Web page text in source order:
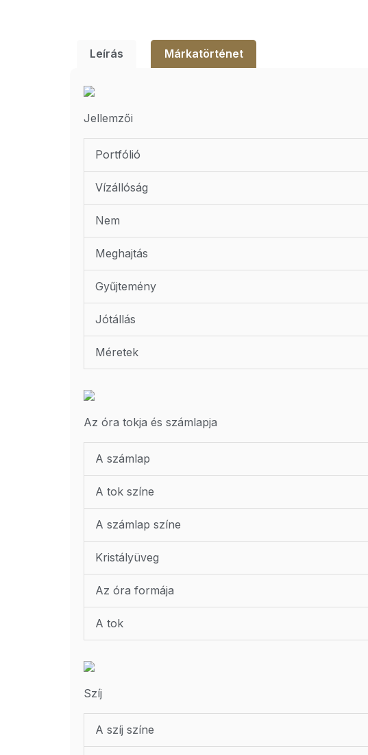
Leírás Márkatörténet
Jellemzői
Portfólió
Vízállóság
Nem
Meghajtás
Gyűjtemény
Jótállás
Méretek
Az óra tokja és számlapja
A számlap
A tok színe
A számlap színe
Kristályüveg
Az óra formája
A tok
Szíj
A szíj színe